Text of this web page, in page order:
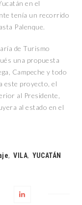
en el
tenía un recorrido
Palenque.
de Turismo
una propuesta
Campeche y todo
este proyecto, el
al Presidente,
al estado en el
, VILA, YUCATÁN